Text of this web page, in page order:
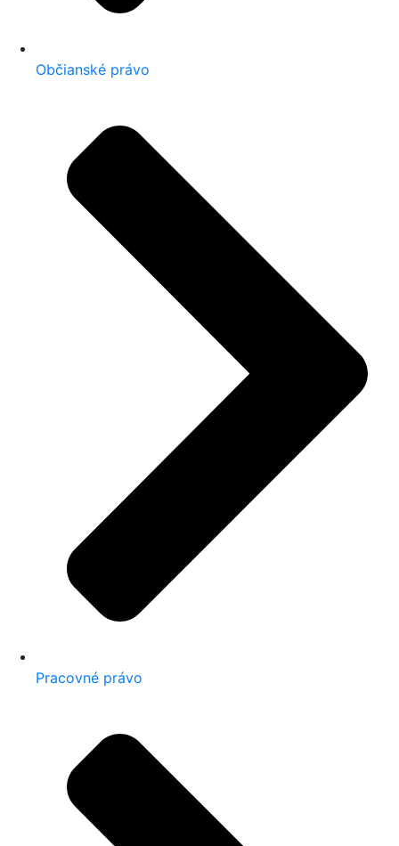
Občianské právo
Pracovné právo